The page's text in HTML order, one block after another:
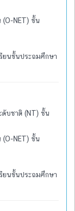
NET) ชั้น
ยนชั้นประถมศึกษา
ดับชาติ (NT) ชั้น
NET) ชั้น
ยนชั้นประถมศึกษา